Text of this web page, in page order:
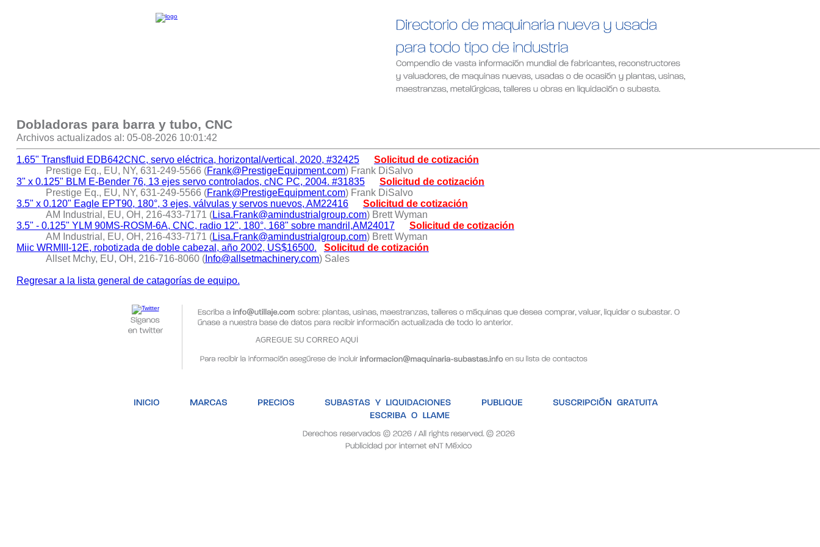
Dobladoras para barra y tubo, CNC
Archivos actualizados al: 05-08-2026 10:01:42
1.65" Transfluid EDB642CNC, servo eléctrica, horizontal/vertical, 2020, #32425
Solicitud de cotización
Prestige Eq., EU, NY, 631-249-5566 (Frank@PrestigeEquipment.com) Frank DiSalvo
3" x 0.125" BLM E-Bender 76, 13 ejes servo controlados, cNC PC, 2004. #31835
Solicitud de cotización
Prestige Eq., EU, NY, 631-249-5566 (Frank@PrestigeEquipment.com) Frank DiSalvo
3.5" x 0.120" Eagle EPT90, 180°, 3 ejes, válvulas y servos nuevos, AM22416
Solicitud de cotización
AM Industrial, EU, OH, 216-433-7171 (Lisa.Frank@amindustrialgroup.com) Brett Wyman
3.5" - 0.125" YLM 90MS-ROSM-6A, CNC, radio 12", 180°, 168" sobre mandril,AM24017
Solicitud de cotización
AM Industrial, EU, OH, 216-433-7171 (Lisa.Frank@amindustrialgroup.com) Brett Wyman
Miic WRMIII-12E, robotizada de doble cabezal, año 2002, US$16500.
Solicitud de cotización
Allset Mchy, EU, OH, 216-716-8060 (Info@allsetmachinery.com) Sales
Regresar a la lista general de catagorías de equipo.